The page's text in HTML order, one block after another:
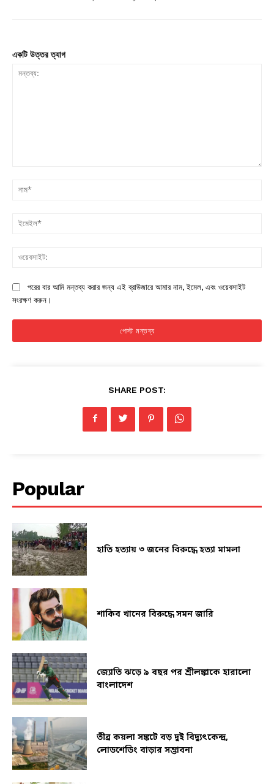
একটি উত্তর ত্যাগ
পরের বার আমি মন্তব্য করার জন্য এই ব্রাউজারে আমার নাম, ইমেল, এবং ওয়েবসাইট
সংরক্ষণ করুন।
SHARE POST:
Popular
হাতি হত্যায় ৩ জনের বিরুদ্ধে হত্যা মামলা
শাকিব খানের বিরুদ্ধে সমন জারি
জ্যোতি ঝড়ে ৯ বছর পর শ্রীলঙ্কাকে হারালো
বাংলাদেশ
তীব্র কয়লা সঙ্কটে বড় দুই বিদ্যুৎকেন্দ্র,
লোডশেডিং বাড়ার সম্ভাবনা